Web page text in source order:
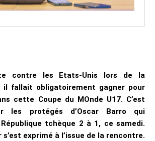
contre les Etats-Unis lors de la
il fallait obligatoirement gagner pour
cette Coupe du MOnde U17. C’est
les protégés d’Oscar Barro qui
tchèque 2 à 1, ce samedi.
exprimé à l’issue de la rencontre.